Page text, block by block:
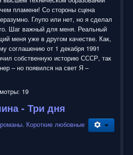
пламени! Со стороны сцена
Глупо или нет, но я сделал
Шаг важный для меня. Реальный
меня уже в другом качестве. Как,
соглашению от 1 декабря 1991
собственную историю СССР, так
– но появился на свет Я –
19
- Три дня
Короткие любовные